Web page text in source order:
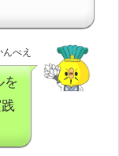
べえ
を